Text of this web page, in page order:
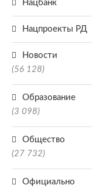
Нацбанк
Нацпроекты РД
Новости
(56 128)
Образование
(3 098)
Общество
(27 732)
Официально